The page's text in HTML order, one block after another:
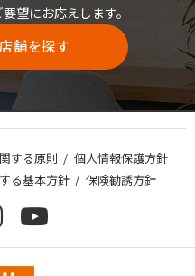
望にお応えします。
舗を探す
する原則
個人情報保護方針
る基本方針
保険勧誘方針